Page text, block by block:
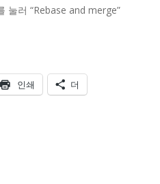
눌러 “Rebase and merge”
인쇄 더